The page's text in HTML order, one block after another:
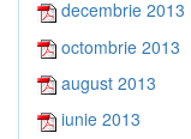
decembrie 2013
octombrie 2013
august 2013
iunie 2013